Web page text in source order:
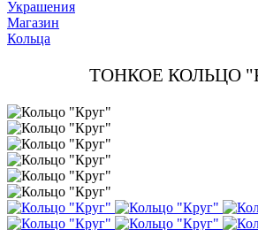
Украшения
Магазин
Кольца
ТОНКОЕ КОЛЬЦО